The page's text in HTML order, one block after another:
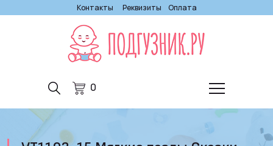
Контакты Реквизиты Оплата
0